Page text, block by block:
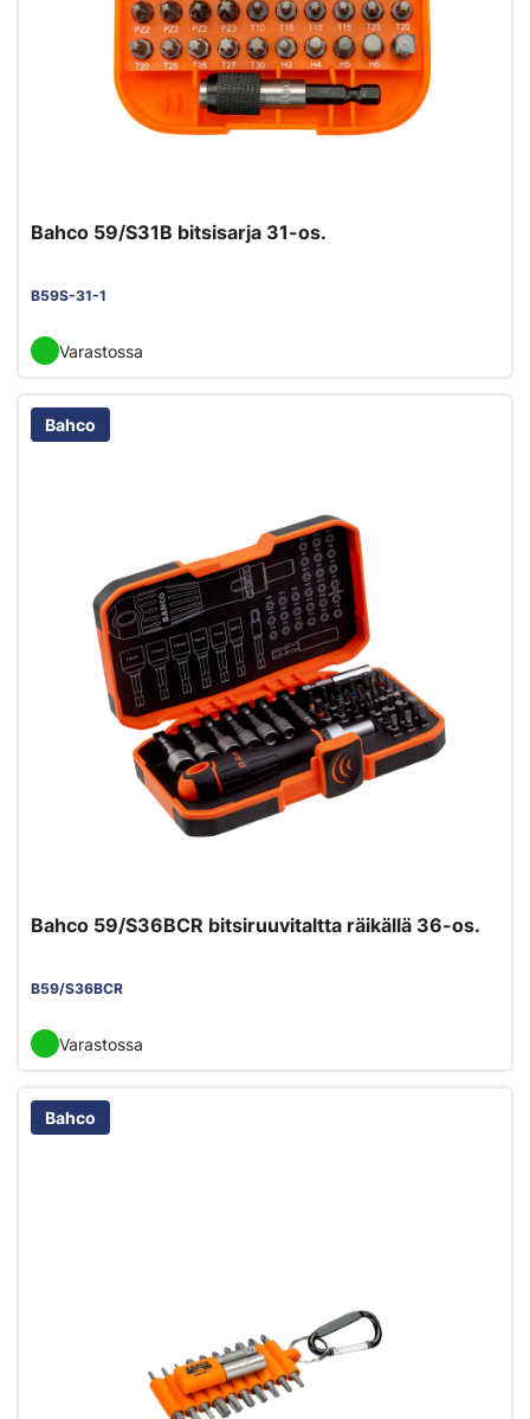
Bahco 59/S31B bitsisarja 31-os.
B59S-31-1
Varastossa
Bahco
Bahco 59/S36BCR bitsiruuvitaltta räikällä 36-os.
B59/S36BCR
Varastossa
Bahco